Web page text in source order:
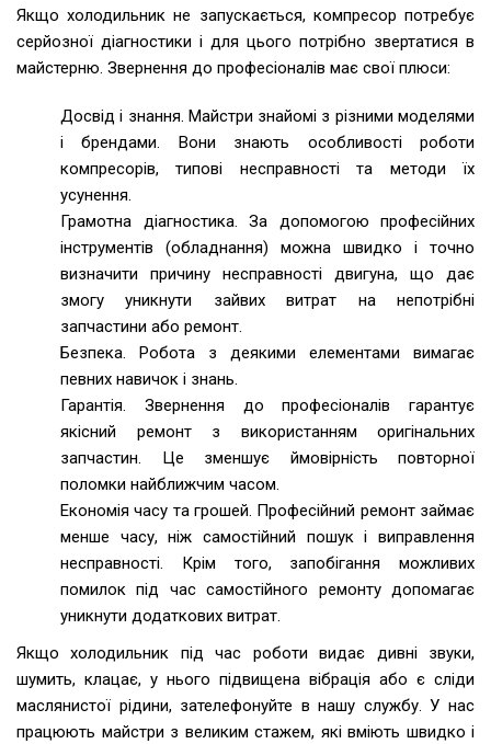
Якщо холодильник не запускається, компресор потребує
серйозної діагностики і для цього потрібно звертатися в
майстерню. Звернення до професіоналів має свої плюси:
Досвід і знання. Майстри знайомі з різними моделями
і брендами. Вони знають особливості роботи
компресорів, типові несправності та методи їх
усунення.
Грамотна діагностика. За допомогою професійних
інструментів (обладнання) можна швидко і точно
визначити причину несправності двигуна, що дає
змогу уникнути зайвих витрат на непотрібні
запчастини або ремонт.
Безпека. Робота з деякими елементами вимагає
певних навичок і знань.
Гарантія. Звернення до професіоналів гарантує
якісний ремонт з використанням оригінальних
запчастин. Це зменшує ймовірність повторної
поломки найближчим часом.
Економія часу та грошей. Професійний ремонт займає
менше часу, ніж самостійний пошук і виправлення
несправності. Крім того, запобігання можливих
помилок під час самостійного ремонту допомагає
уникнути додаткових витрат.
Якщо холодильник під час роботи видає дивні звуки,
шумить, клацає, у нього підвищена вібрація або є сліди
маслянистої рідини, зателефонуйте в нашу службу. У нас
працюють майстри з великим стажем, які вміють швидко і